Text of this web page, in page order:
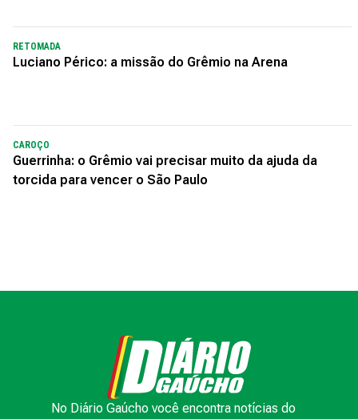
RETOMADA
Luciano Périco: a missão do Grêmio na Arena
CAROÇO
Guerrinha: o Grêmio vai precisar muito da ajuda da
torcida para vencer o São Paulo
No Diário Gaúcho você encontra notícias do